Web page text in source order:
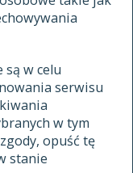
są w celu
serwisu
w tym
opuść tę
stanie